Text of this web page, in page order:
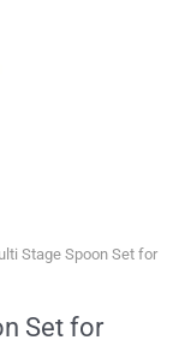
Stage Spoon Set for
Set for